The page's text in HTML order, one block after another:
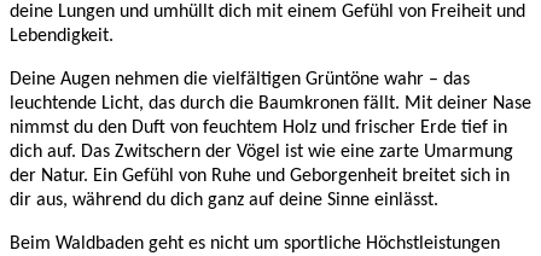
deine Lungen und umhüllt dich mit einem Gefühl von Freiheit und
Lebendigkeit.
Deine Augen nehmen die vielfältigen Grüntöne wahr – das
leuchtende Licht, das durch die Baumkronen fällt. Mit deiner Nase
nimmst du den Duft von feuchtem Holz und frischer Erde tief in
dich auf. Das Zwitschern der Vögel ist wie eine zarte Umarmung
der Natur. Ein Gefühl von Ruhe und Geborgenheit breitet sich in
dir aus, während du dich ganz auf deine Sinne einlässt.
Beim Waldbaden geht es nicht um sportliche Höchstleistungen